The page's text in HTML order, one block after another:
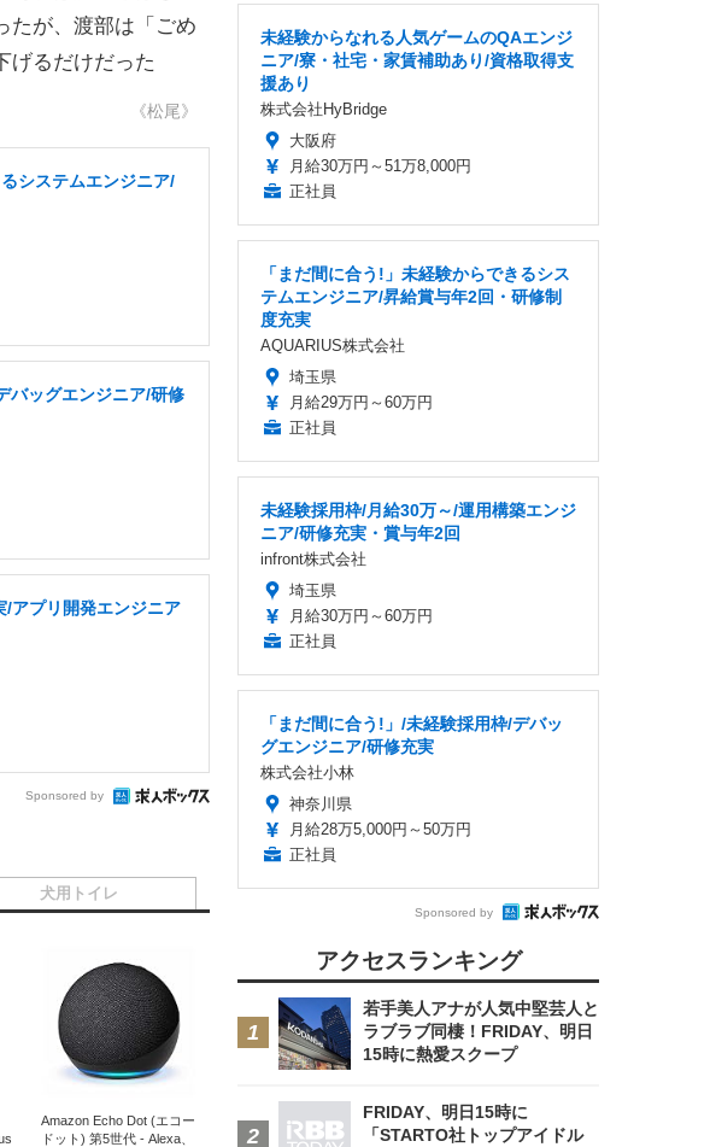
たが、渡部は「ごめ
げるだけだった
《松尾》
システムエンジニア/
バッグエンジニア/研修
/アプリ開発エンジニア
Sponsored by
Amazon Echo Dot (エコー
ドット) 第5世代 - Alexa、
犬用トイレ
未経験からなれる人気ゲームのQAエンジ
ニア/寮・社宅・家賃補助あり/資格取得支
援あり
株式会社HyBridge
大阪府
月給30万円～51万8,000円
正社員
「まだ間に合う!」未経験からできるシス
テムエンジニア/昇給賞与年2回・研修制
度充実
AQUARIUS株式会社
埼玉県
月給29万円～60万円
正社員
未経験採用枠/月給30万～/運用構築エンジ
ニア/研修充実・賞与年2回
infront株式会社
埼玉県
月給30万円～60万円
正社員
「まだ間に合う!」/未経験採用枠/デバッ
グエンジニア/研修充実
株式会社小林
神奈川県
月給28万5,000円～50万円
正社員
Sponsored by
アクセスランキング
若手美人アナが人気中堅芸人と
ラブラブ同棲！FRIDAY、明日
15時に熱愛スクープ
FRIDAY、明日15時に
「STARTO社トップアイドル